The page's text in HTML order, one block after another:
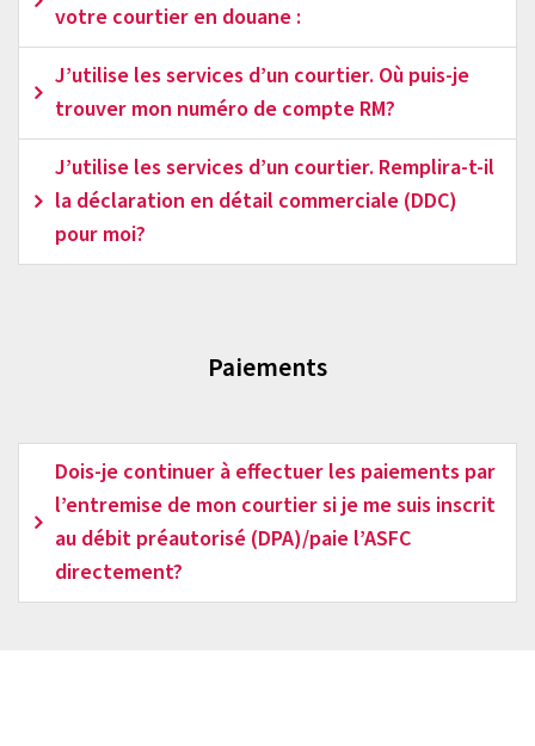
votre courtier en douane :
J’utilise les services d’un courtier. Où puis-je
trouver mon numéro de compte RM?
J’utilise les services d’un courtier. Remplira-t-il
la déclaration en détail commerciale (DDC)
pour moi?
Paiements
Dois-je continuer à effectuer les paiements par
l’entremise de mon courtier si je me suis inscrit
au débit préautorisé (DPA)/paie l’ASFC
directement?